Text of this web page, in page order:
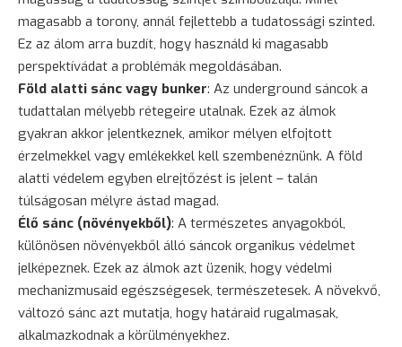
magasabb a torony, annál fejlettebb a tudatossági szinted.
Ez az álom arra buzdít, hogy használd ki magasabb
perspektívádat a problémák megoldásában.
Föld alatti sánc vagy bunker: Az underground sáncok a
tudattalan mélyebb rétegeire utalnak. Ezek az álmok
gyakran akkor jelentkeznek, amikor mélyen elfojtott
érzelmekkel vagy emlékekkel kell szembenéznünk. A föld
alatti védelem egyben elrejtőzést is jelent – talán
túlságosan mélyre ástad magad.
Élő sánc (növényekből): A természetes anyagokból,
különösen növényekből álló sáncok organikus védelmet
jelképeznek. Ezek az álmok azt üzenik, hogy védelmi
mechanizmusaid egészségesek, természetesek. A növekvő,
változó sánc azt mutatja, hogy határaid rugalmasak,
alkalmazkodnak a körülményekhez.